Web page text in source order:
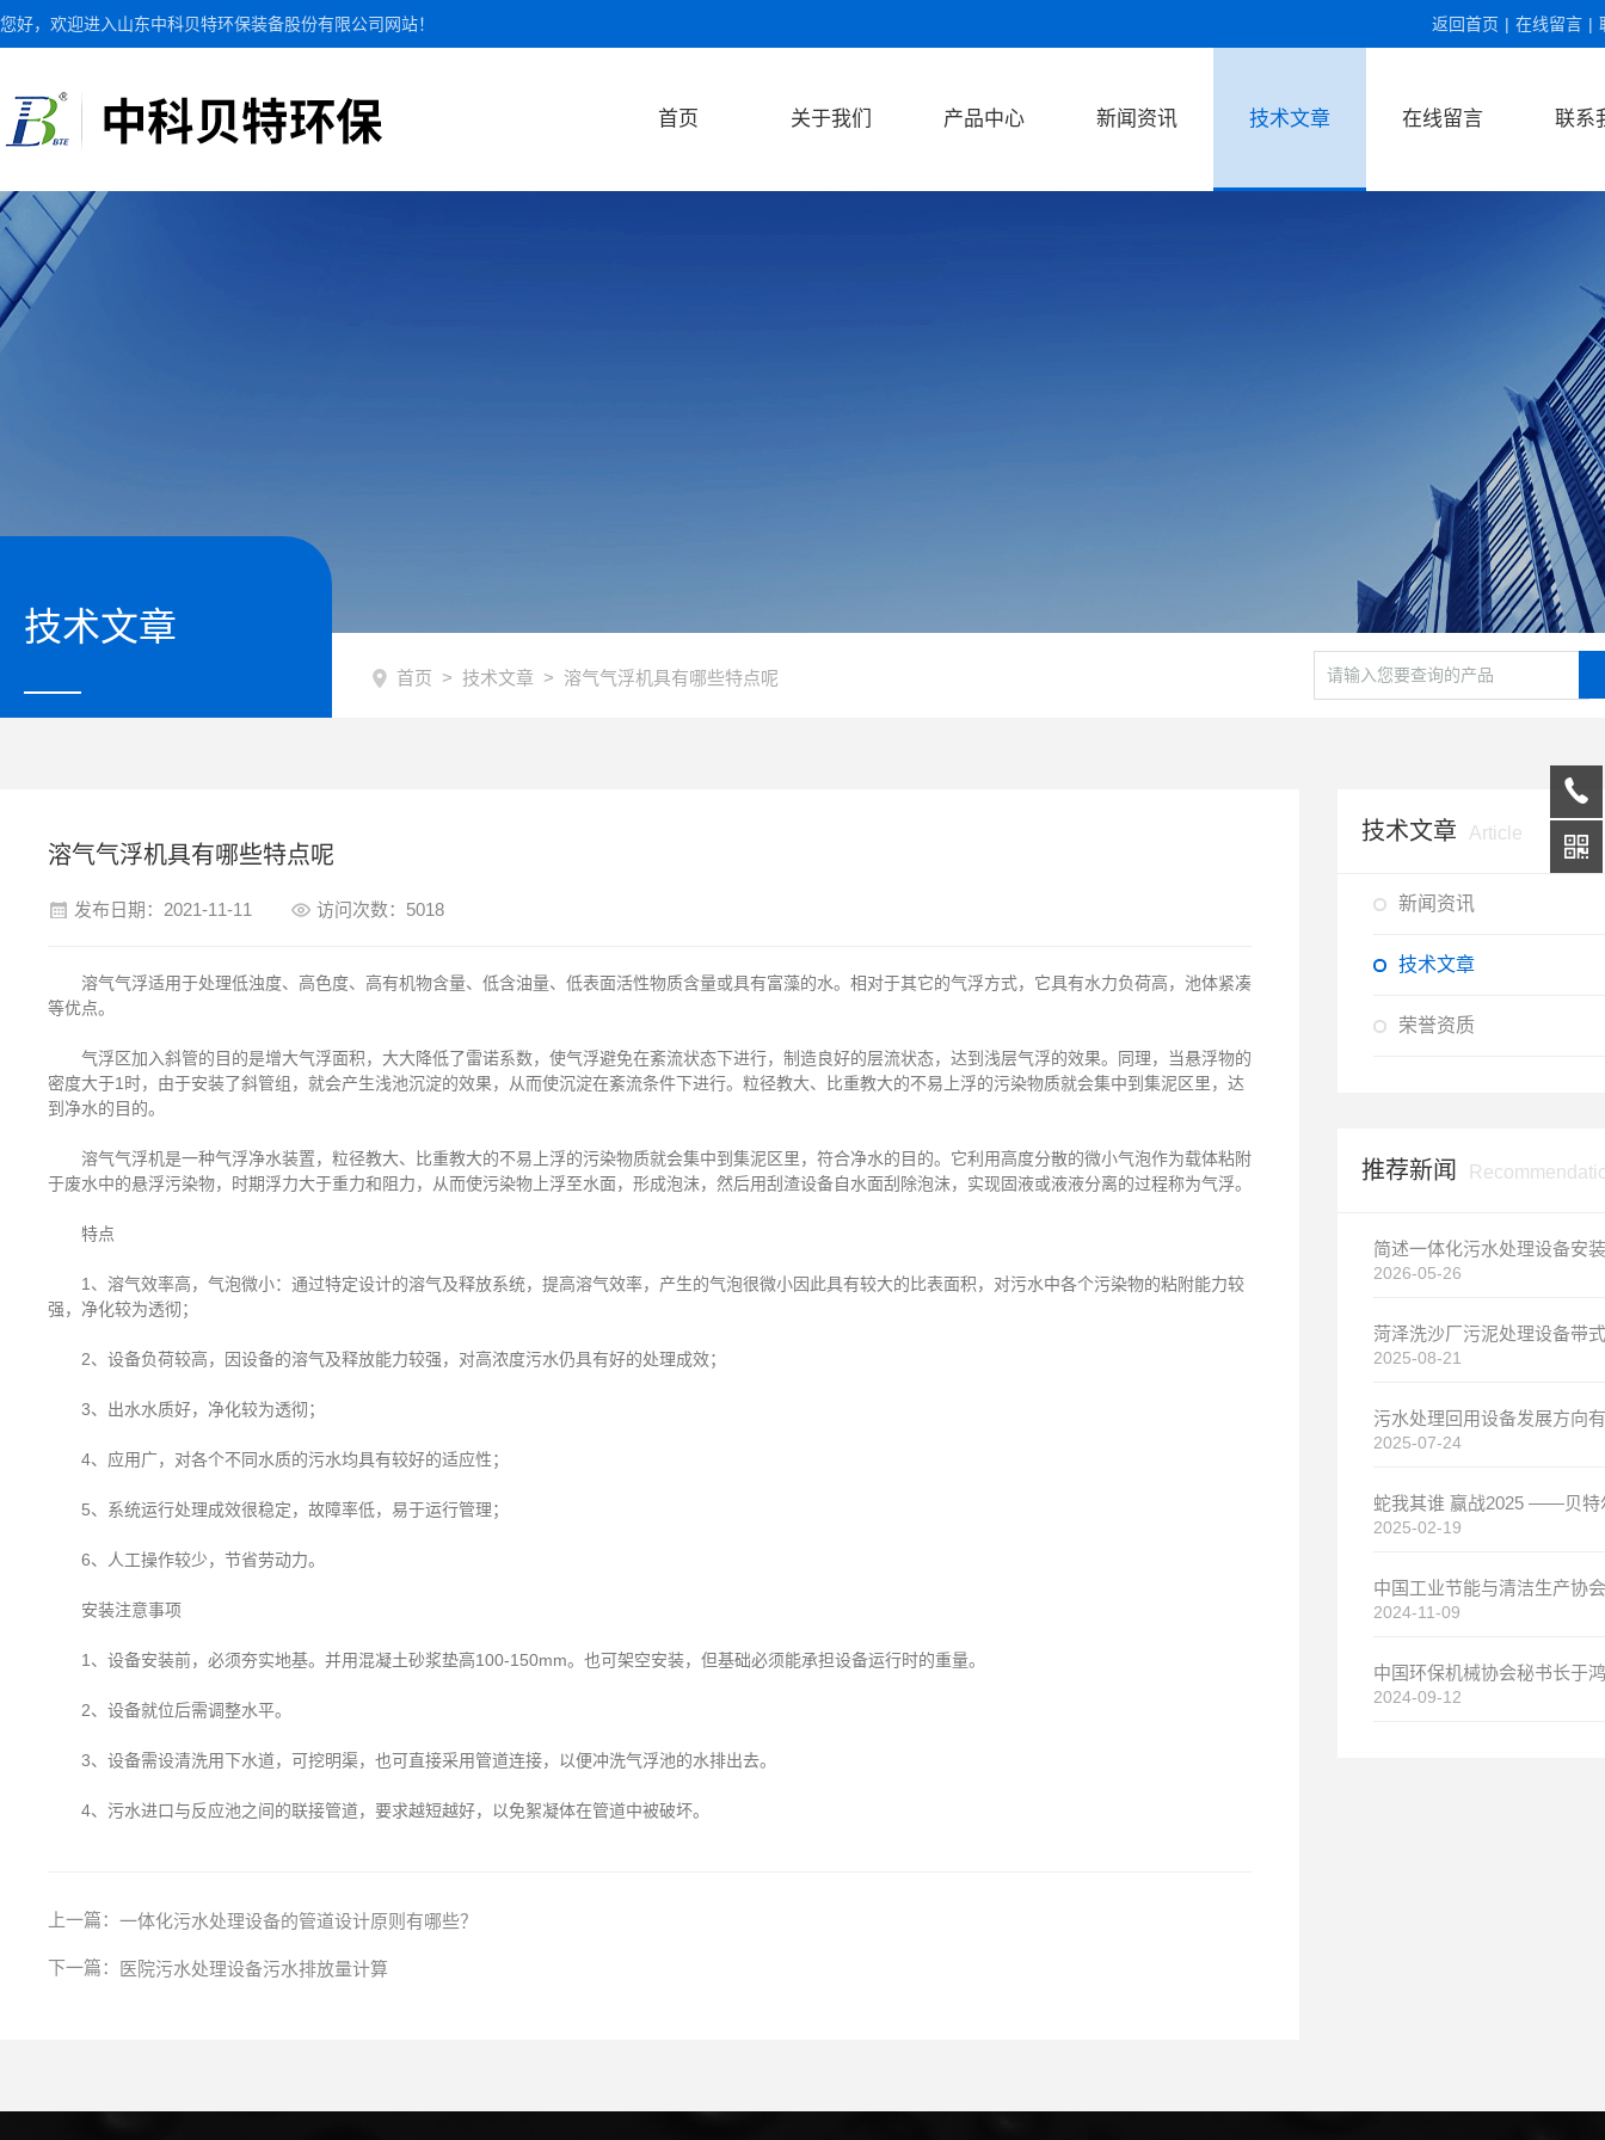
您好，欢迎进入山东中科贝特环保装备股份有限公司网站！ 返回首页 | 在线留言 |
首页 关于我们 产品中心 新闻资讯 技术文章 在线留言 联系
技术文章
首页 > 技术文章 > 溶气气浮机具有哪些特点呢
溶气气浮机具有哪些特点呢
发布日期：2021-11-11 访问次数：5018
溶气气浮适用于处理低浊度、高色度、高有机物含量、低含油量、低表面活性物质含量或具有富藻的水。相对于其它的气浮方式，它具有水力负荷高，池体紧凑
等优点。
气浮区加入斜管的目的是增大气浮面积，大大降低了雷诺系数，使气浮避免在紊流状态下进行，制造良好的层流状态，达到浅层气浮的效果。同理，当悬浮物的
密度大于1时，由于安装了斜管组，就会产生浅池沉淀的效果，从而使沉淀在紊流条件下进行。粒径教大、比重教大的不易上浮的污染物质就会集中到集泥区里，达
到净水的目的。
溶气气浮机是一种气浮净水装置，粒径教大、比重教大的不易上浮的污染物质就会集中到集泥区里，符合净水的目的。它利用高度分散的微小气泡作为载体粘附
于废水中的悬浮污染物，时期浮力大于重力和阻力，从而使污染物上浮至水面，形成泡沫，然后用刮渣设备自水面刮除泡沫，实现固液或液液分离的过程称为气浮。
特点
1、溶气效率高，气泡微小：通过特定设计的溶气及释放系统，提高溶气效率，产生的气泡很微小因此具有较大的比表面积，对污水中各个污染物的粘附能力较
强，净化较为透彻；
2、设备负荷较高，因设备的溶气及释放能力较强，对高浓度污水仍具有好的处理成效；
3、出水水质好，净化较为透彻；
4、应用广，对各个不同水质的污水均具有较好的适应性；
5、系统运行处理成效很稳定，故障率低，易于运行管理；
6、人工操作较少，节省劳动力。
安装注意事项
1、设备安装前，必须夯实地基。并用混凝土砂浆垫高100-150mm。也可架空安装，但基础必须能承担设备运行时的重量。
2、设备就位后需调整水平。
3、设备需设清洗用下水道，可挖明渠，也可直接采用管道连接，以便冲洗气浮池的水排出去。
4、污水进口与反应池之间的联接管道，要求越短越好，以免絮凝体在管道中被破坏。
上一篇： 一体化污水处理设备的管道设计原则有哪些？
下一篇： 医院污水处理设备污水排放量计算
技术文章 Article
新闻资讯
技术文章
荣誉资质
推荐新闻
2026-05-26
2025-08-21
2025-07-24
2025-02-19
2024-11-09
2024-09-12